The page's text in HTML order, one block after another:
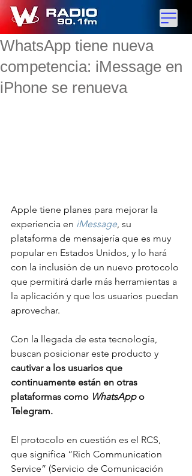
WhatsApp tiene nueva
competencia: iMessage en
iPhone se renueva
Apple tiene planes para mejorar la
experiencia en iMessage , su
plataforma de mensajería que es muy
popular en Estados Unidos, y lo hará
con la inclusión de un nuevo protocolo
que permitirá darle más herramientas a
la aplicación y que los usuarios puedan
aprovechar.
Con la llegada de esta tecnología,
buscan posicionar este producto y
cautivar a los usuarios que
continuamente están en otras
plataformas como WhatsApp o
Telegram.
El protocolo en cuestión es el RCS,
que significa “Rich Communication
Service” (Servicio de Comunicación